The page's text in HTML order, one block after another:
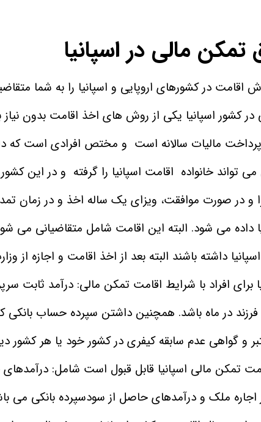
مالی در اسپانیا
اقامت در کشورهای اروپایی و اسپانیا را به شما
کشور اسپانیا یکی از روش های اخذ اقامت بدون
مالیات سالانه است و مختص افرادی است که
تواند خانواده اقامت اسپانیا را گرفته و در این
و در صورت موافقت، ویزای یک ساله اخذ و در زمان
داشته باشند البته بعد از اخذ اقامت و اجازه از
و گواهی عدم سابقه کیفری در کشور خود یا هر کشور
تمکن مالی اسپانیا قابل قبول است شامل:
ملک و درآمدهای حاصل از سودسپرده بانکی می